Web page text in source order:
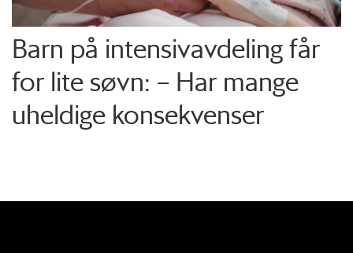
Barn på intensiv­avdeling får
for lite søvn: – Har mange
uheldige konsekvenser